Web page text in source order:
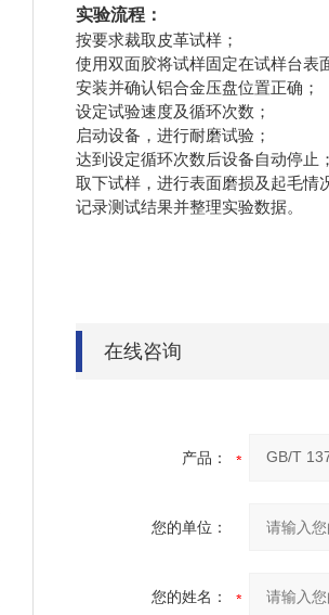
实验流程：
按要求裁取皮革试样；
使用双面胶将试样固定在试样台表
安装并确认铝合金压盘位置正确；
设定试验速度及循环次数；
启动设备，进行耐磨试验；
达到设定循环次数后设备自动停止；
取下试样，进行表面磨损及起毛情
记录测试结果并整理实验数据。
在线咨询
产品：
您的单位：
您的姓名：